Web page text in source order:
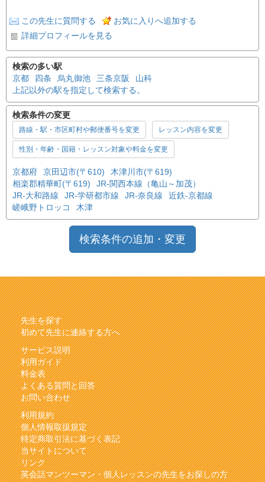
この先生に質問する
お気に入りへ追加する
詳細プロフィールを見る
検索の多い駅
京都
四条 烏丸御池 三条京阪
山科
上記以外の駅を指定して検索する。
検索条件の変更
路線・駅・市区町村や郵便番号を変更 レッスン内容を変更
性別・年齢・国籍・レッスン対象や料金を変更
京都府 京田辺市(〒610)
木津川市(〒619)
相楽郡精華町(〒619)
JR-関西本線（亀山～加茂）
JR-大和路線
JR-学研都市線 JR-奈良線
近鉄-京都線
嵯峨野トロッコ
木津
検索条件の追加・変更
先生を探す
初めて先生に連絡する方へ
サービス説明
利用ガイド
料金表
よくある質問と回答
お問い合わせ
利用規約
個人情報取扱規定
特定商取引法に基づく表記
当サイトについて
リンク
英会話マンツーマン・個人レッスンの先生をお探しの方